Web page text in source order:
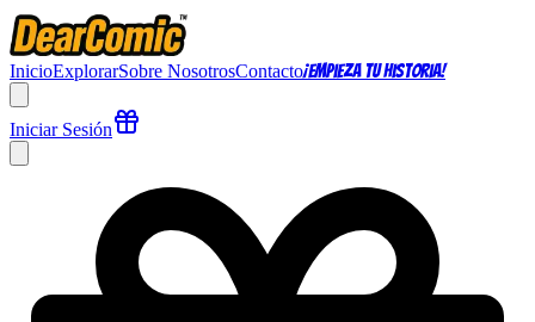
InicioExplorarSobre NosotrosContacto¡Empieza Tu Historia!
Iniciar Sesión